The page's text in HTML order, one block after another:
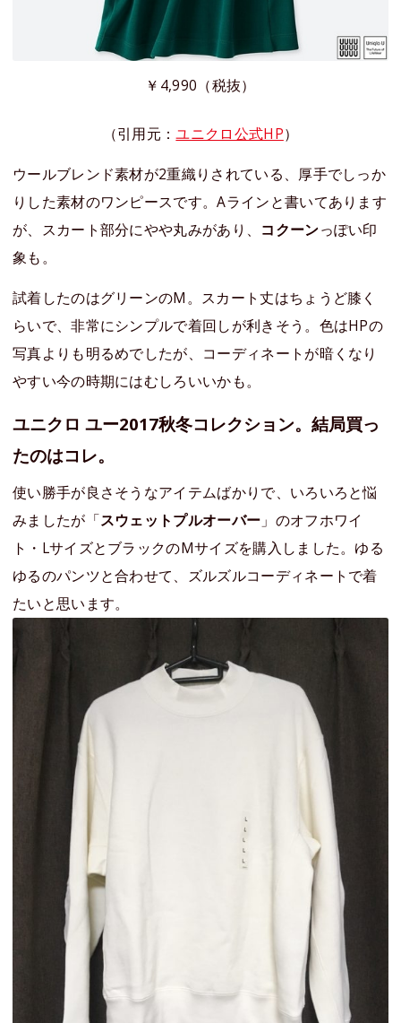
￥4,990（税抜）
（引用元：ユニクロ公式HP）
ウールブレンド素材が2重織りされている、厚手でしっか
りした素材のワンピースです。Aラインと書いてあります
が、スカート部分にやや丸みがあり、 コクーンっぽい印
象も。
試着したのはグリーンのM。スカート丈はちょうど膝く
らいで、非常にシンプルで着回しが利きそう。色はHPの
写真よりも明るめでしたが、コーディネートが暗くなり
やすい今の時期にはむしろいいかも。
ユニクロ ユー2017秋冬コレクション。結局買っ
たのはコレ。
使い勝手が良さそうなアイテムばかりで、いろいろと悩
みましたが「スウェットプルオーバー」のオフホワイ
ト・LサイズとブラックのMサイズを購入しました。ゆる
ゆるのパンツと合わせて、ズルズルコーディネートで着
たいと思います。